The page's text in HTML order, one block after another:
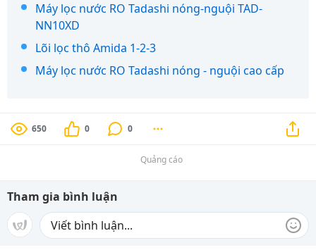
Máy lọc nước RO Tadashi nóng-nguội TAD-
NN10XD
Lõi lọc thô Amida 1-2-3
Máy lọc nước RO Tadashi nóng - nguội cao cấp
650 0 0
Quảng cáo
Tham gia bình luận